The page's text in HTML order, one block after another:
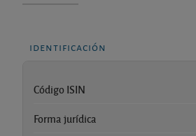
identificación
Código ISIN
Forma jurídica